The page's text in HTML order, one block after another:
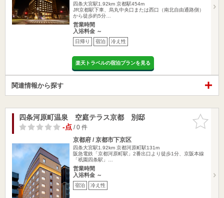
四条大宮駅1.92km 京都駅454m
JR京都駅下車、烏丸中央口または西口（南北自由通路側）
から徒歩約5分…
営業時間
入浴料金 ～
日帰り 宿泊 冷え性
楽天トラベルの宿泊プランを見る
関連情報から探す
お気に入
りに追加
四条河原町温泉 空庭テラス京都 別邸
-点/ 0 件
京都府 / 京都市下京区
四条大宮駅1.92km 京都河原町駅131m
阪急電鉄「京都河原町駅」2番出口より徒歩1分、京阪本線
「祇園四条駅」…
営業時間
入浴料金 ～
宿泊 冷え性